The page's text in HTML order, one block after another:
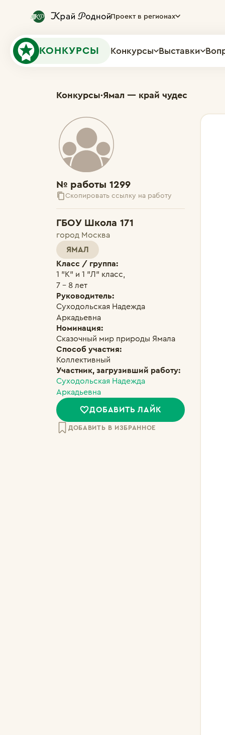
Проект в регионах
КОНКУРСЫ Конкурсы Выставки
Конкурсы·Ямал — край чудес
№ работы 1299
Скопировать ссылку на работу
ГБОУ Школа 171
город Москва
ЯМАЛ
Класс / группа:
1 "К" и 1 "Л" класс,
7 - 8 лет
Руководитель:
Суходольская Надежда
Аркадьевна
Номинация:
Сказочный мир природы Ямала
Способ участия:
Коллективный
Участник, загрузивший работу:
Суходольская Надежда
Аркадьевна
ДОБАВИТЬ ЛАЙК
ДОБАВИТЬ В ИЗБРАННОЕ